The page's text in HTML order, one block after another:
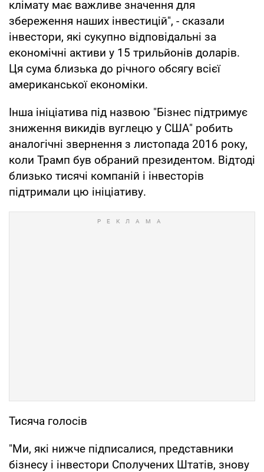
клімату має важливе значення для
збереження наших інвестицій", - сказали
інвестори, які сукупно відповідальні за
економічні активи у 15 трильйонів доларів.
Ця сума близька до річного обсягу всієї
американської економіки.
Інша ініціатива під назвою "Бізнес підтримує
зниження викидів вуглецю у США" робить
аналогічні звернення з листопада 2016 року,
коли Трамп був обраний президентом. Відтоді
близько тисячі компаній і інвесторів
підтримали цю ініціативу.
Тисяча голосів
"Ми, які нижче підписалися, представники
бізнесу і інвестори Сполучених Штатів, знову